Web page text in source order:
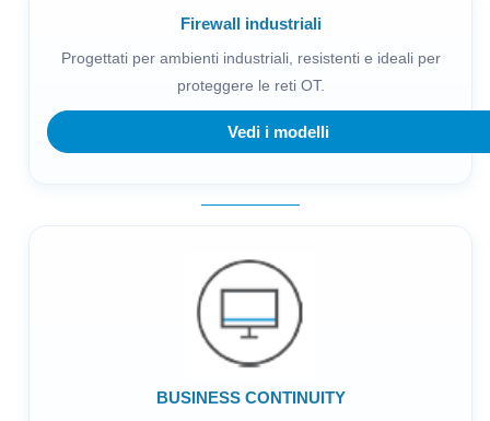
Firewall industriali
Progettati per ambienti industriali, resistenti e ideali per
proteggere le reti OT.
Vedi i modelli
BUSINESS CONTINUITY